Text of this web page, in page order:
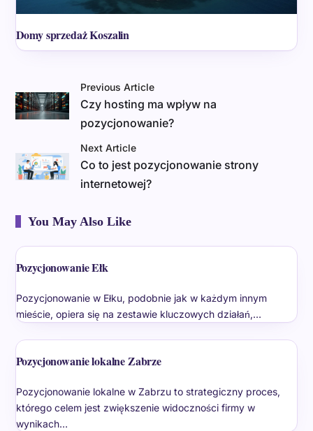
Domy sprzedaż Koszalin
Previous Article
Czy hosting ma wpływ na
pozycjonowanie?
Next Article
Co to jest pozycjonowanie strony
internetowej?
You May Also Like
Pozycjonowanie Ełk
Pozycjonowanie w Ełku, podobnie jak w każdym innym
mieście, opiera się na zestawie kluczowych działań,…
Pozycjonowanie lokalne Zabrze
Pozycjonowanie lokalne w Zabrzu to strategiczny proces,
którego celem jest zwiększenie widoczności firmy w
wynikach…